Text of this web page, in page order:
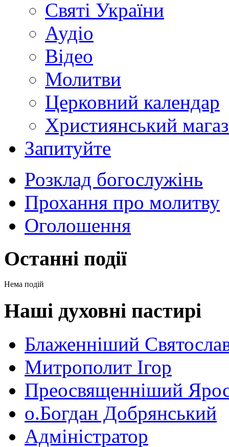
Святі України
Аудіо
Відео
Молитви
Церковний календар
Християнський
Запитуйте
Розклад богослужінь
Прохання про молитву
Оголошення
Останні події
Нема подій
Наші духовні пастирі
Блаженніший
Митрополит Ігор
Преосвященніший
о.Богдан Добрянський
Адміністратор